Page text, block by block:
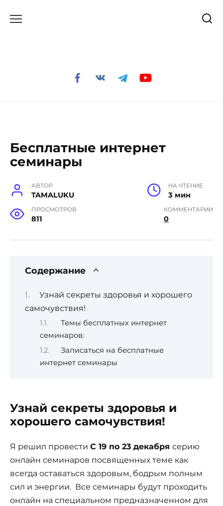
Бесплатные интернет
семинары
АВТОР
TAMALUKU
НА ЧТЕНИЕ
3 мин
ПРОСМОТРОВ
811
КОММЕНТАРИИ
0
Содержание
Узнай секреты здоровья и хорошего
самочувствия!
Темы бесплатных интернет
семинаров:
Записаться на бесплатные
интернет семинары
Узнай секреты здоровья и
хорошего самочувствия!
Я решил провести С 19 по 23 декабря серию
онлайн семинаров посвященных теме как
всегда оставаться здоровым, бодрым полным
сил и энергии. Все семинары будут проходить
онлайн на специальном предназначенном для